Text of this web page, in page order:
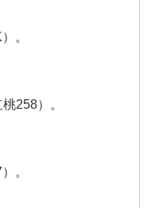
。
258）。
。